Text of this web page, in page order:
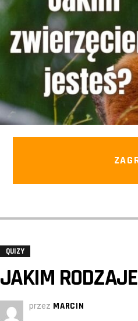
QUIZY
JAKIM
przez MARCIN